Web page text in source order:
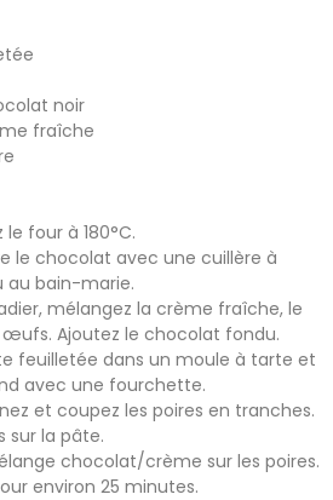
noir
fraîche
four à 180°C.
le chocolat avec une cuillère à
au bain-marie.
mélangez la crème fraîche, le
Ajoutez le chocolat fondu.
feuilletée dans un moule à tarte et
avec une fourchette.
et coupez les poires en tranches.
sur la pâte.
chocolat/crème sur les poires.
environ 25 minutes.